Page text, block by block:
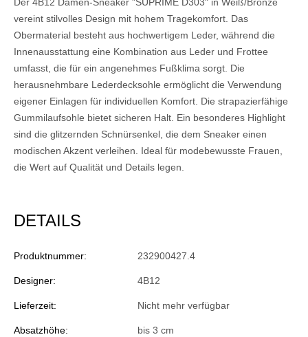
vereint stilvolles Design mit hohem Tragekomfort. Das
Obermaterial besteht aus hochwertigem Leder, während die
Innenausstattung eine Kombination aus Leder und Frottee
umfasst, die für ein angenehmes Fußklima sorgt. Die
herausnehmbare Lederdecksohle ermöglicht die Verwendung
eigener Einlagen für individuellen Komfort. Die strapazierfähige
Gummilaufsohle bietet sicheren Halt. Ein besonderes Highlight
sind die glitzernden Schnürsenkel, die dem Sneaker einen
modischen Akzent verleihen. Ideal für modebewusste Frauen,
die Wert auf Qualität und Details legen.
DETAILS
Produktnummer: 232900427.4
Designer: 4B12
Lieferzeit: Nicht mehr verfügbar
Absatzhöhe: bis 3 cm